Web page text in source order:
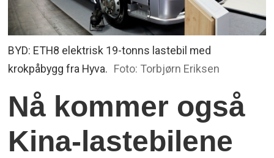
BYD: ETH8 elektrisk 19-tonns lastebil med
krokpåbygg fra Hyva. Foto: Torbjørn Eriksen
Nå kommer også
Kina-lastebilene